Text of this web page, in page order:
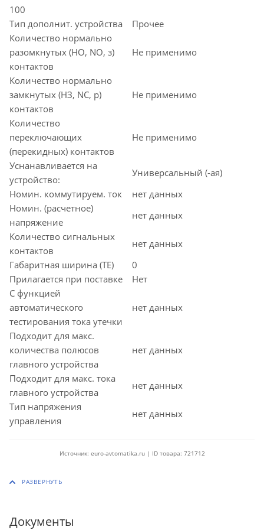
100
Тип дополнит. устройства
Прочее
Количество нормально
разомкнутых (НО, NO, з)
контактов
Не применимо
Количество нормально
замкнутых (НЗ, NC, р)
контактов
Не применимо
Количество
переключающих
(перекидных) контактов
Не применимо
Уснанавливается на
устройство:
Универсальный (-ая)
Номин. коммутируем. ток
нет данных
Номин. (расчетное)
напряжение
нет данных
Количество сигнальных
контактов
нет данных
Габаритная ширина (TE)
0
Прилагается при поставке
Нет
С функцией
автоматического
тестирования тока утечки
нет данных
Подходит для макс.
количества полюсов
главного устройства
нет данных
Подходит для макс. тока
главного устройства
нет данных
Тип напряжения
управления
нет данных
Источник: euro-avtomatika.ru | ID товара: 721712
Документы